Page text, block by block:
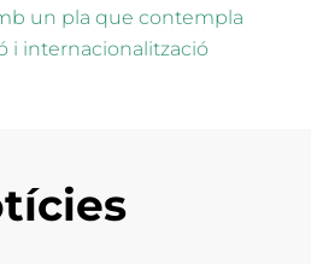
un pla que contempla
i internacionalització